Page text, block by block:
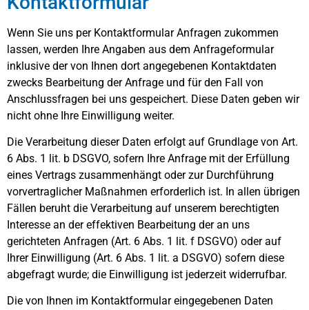
Wenn Sie uns per Kontaktformular Anfragen zukommen
lassen, werden Ihre Angaben aus dem Anfrageformular
inklusive der von Ihnen dort angegebenen Kontaktdaten
zwecks Bearbeitung der Anfrage und für den Fall von
Anschlussfragen bei uns gespeichert. Diese Daten geben wir
nicht ohne Ihre Einwilligung weiter.
Die Verarbeitung dieser Daten erfolgt auf Grundlage von Art.
6 Abs. 1 lit. b DSGVO, sofern Ihre Anfrage mit der Erfüllung
eines Vertrags zusammenhängt oder zur Durchführung
vorvertraglicher Maßnahmen erforderlich ist. In allen übrigen
Fällen beruht die Verarbeitung auf unserem berechtigten
Interesse an der effektiven Bearbeitung der an uns
gerichteten Anfragen (Art. 6 Abs. 1 lit. f DSGVO) oder auf
Ihrer Einwilligung (Art. 6 Abs. 1 lit. a DSGVO) sofern diese
abgefragt wurde; die Einwilligung ist jederzeit widerrufbar.
Die von Ihnen im Kontaktformular eingegebenen Daten